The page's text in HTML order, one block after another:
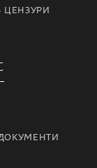
ЦЕНЗУРИ